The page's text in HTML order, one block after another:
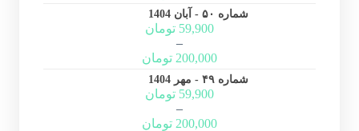
شماره ۵۰ - آبان 1404
59,900 تومان
–
200,000 تومان
شماره ۴۹ - مهر 1404
59,900 تومان
–
200,000 تومان